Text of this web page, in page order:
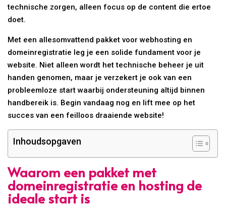
technische zorgen, alleen focus op de content die ertoe
doet.
Met een allesomvattend pakket voor webhosting en
domeinregistratie leg je een solide fundament voor je
website. Niet alleen wordt het technische beheer je uit
handen genomen, maar je verzekert je ook van een
probleemloze start waarbij ondersteuning altijd binnen
handbereik is. Begin vandaag nog en lift mee op het
succes van een feilloos draaiende website!
Inhoudsopgaven
Waarom een pakket met
domeinregistratie en hosting de
ideale start is